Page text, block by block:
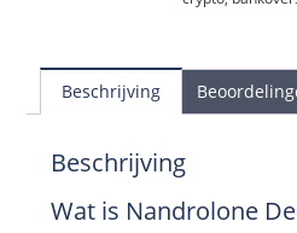
Beschrijving
Beschrijving
Wat is Nandrolone